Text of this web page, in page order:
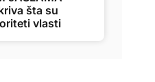
šta su
vlasti